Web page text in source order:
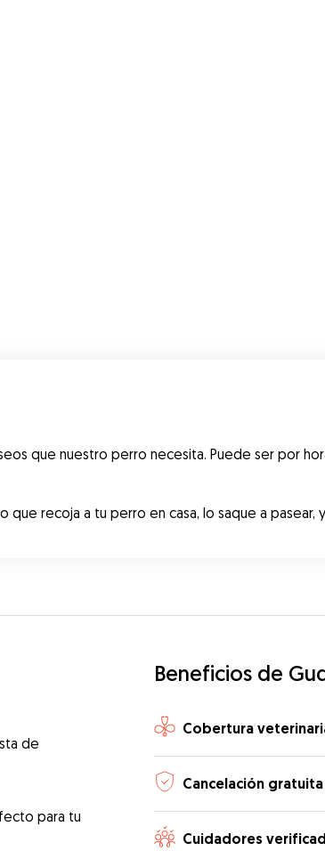
que nuestro perro necesita. Puede ser por
recoja a tu perro en casa, lo saque a pasear,
de
para tu
Beneficios de
Cobertura
Cancelación gratuita
Cuidadores